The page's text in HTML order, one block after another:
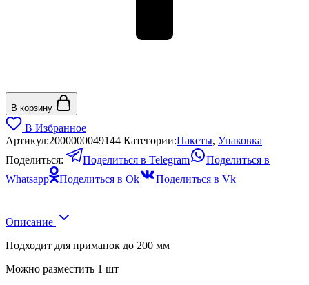
В корзину
В Избранное
Артикул:2000000049144 Категории:Пакеты, Упаковка
Поделиться:
Поделиться в Telegram
Поделиться в
Whatsapp
Поделиться в Ok Поделиться в Vk
Описание
Подходит для приманок до 200 мм
Можно разместить 1 шт